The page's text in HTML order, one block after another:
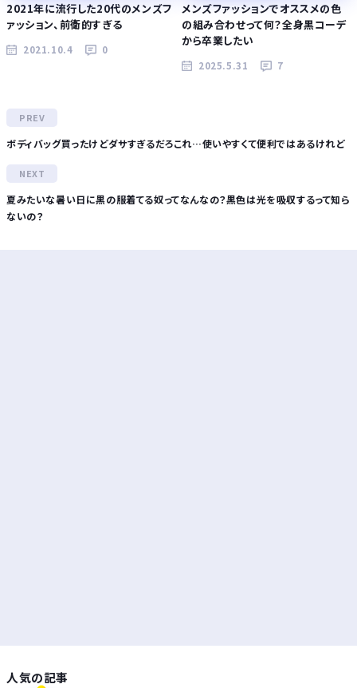
2021年に流行した20代のメンズフ
ァッション、前衛的すぎる
2021.10.4 0
メンズファッションでオススメの色
の組み合わせって何？全身黒コーデ
から卒業したい
2025.5.31 7
ボディバッグ買ったけどダサすぎるだろこれ…使いやすくて便利ではあるけれど
夏みたいな暑い日に黒の服着てる奴ってなんなの？黒色は光を吸収するって知ら
ないの？
人気の記事